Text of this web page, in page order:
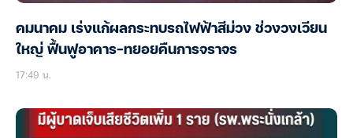
คมนาคม เร่งแก้ผลกระทบรถไฟฟ้าสีม่วง ช่วงวงเวียน
ใหญ่ ฟื้นฟูอาคาร-ทยอยคืนการจราจร
17:49 น.